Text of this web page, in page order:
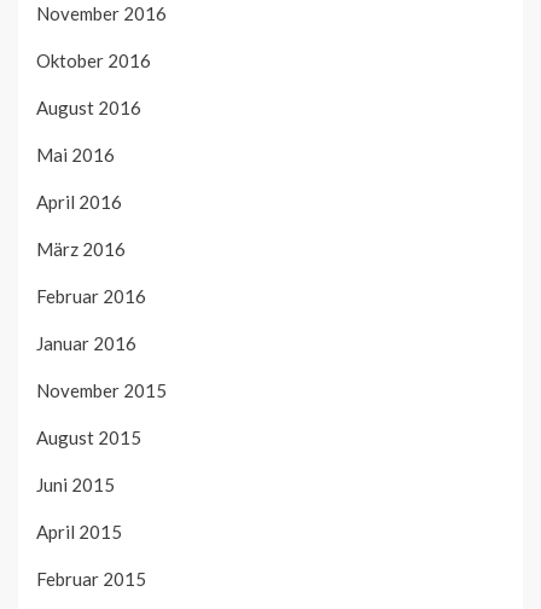
November 2016
Oktober 2016
August 2016
Mai 2016
April 2016
März 2016
Februar 2016
Januar 2016
November 2015
August 2015
Juni 2015
April 2015
Februar 2015